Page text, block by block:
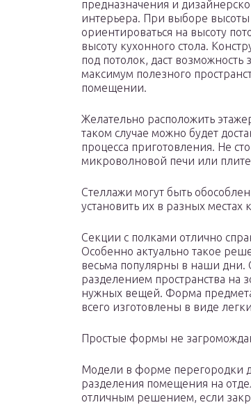
предназначения и
интерьера. При выборе высоты
ориентироваться на высоту
высоту кухонного стола.
под потолок, даст возможность
максимум полезного
помещении.
Желательно расположить
таком случае можно будет
процесса приготовления. Не
микроволновой печи или
Стеллажи могут быть
установить их в разных местах
Секции с полками отлично
Особенно актуально такое
весьма популярны в наши дни.
разделением пространства на
нужных вещей. Форма
всего изготовлены в виде
Простые формы не
Модели в форме перегородки
разделения помещения на
отличным решением, если